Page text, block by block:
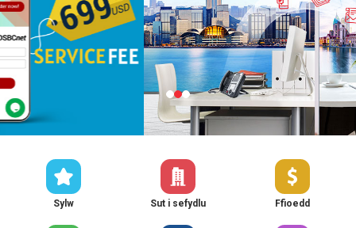
Sylw Sut i sefydlu Ffioedd